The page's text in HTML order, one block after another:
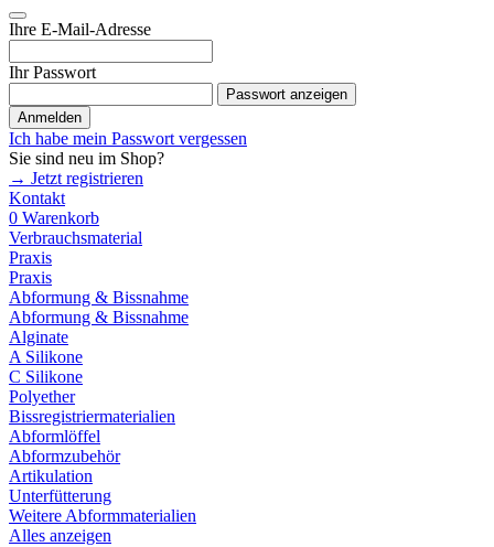
Ihre E-Mail-Adresse
Ihr Passwort
Passwort anzeigen
Anmelden
Ich habe mein Passwort vergessen
Sie sind neu im Shop?
→ Jetzt registrieren
Kontakt
0 Warenkorb
Verbrauchsmaterial
Praxis
Praxis
Abformung & Bissnahme
Abformung & Bissnahme
Alginate
A Silikone
C Silikone
Polyether
Bissregistriermaterialien
Abformlöffel
Abformzubehör
Artikulation
Unterfütterung
Weitere Abformmaterialien
Alles anzeigen